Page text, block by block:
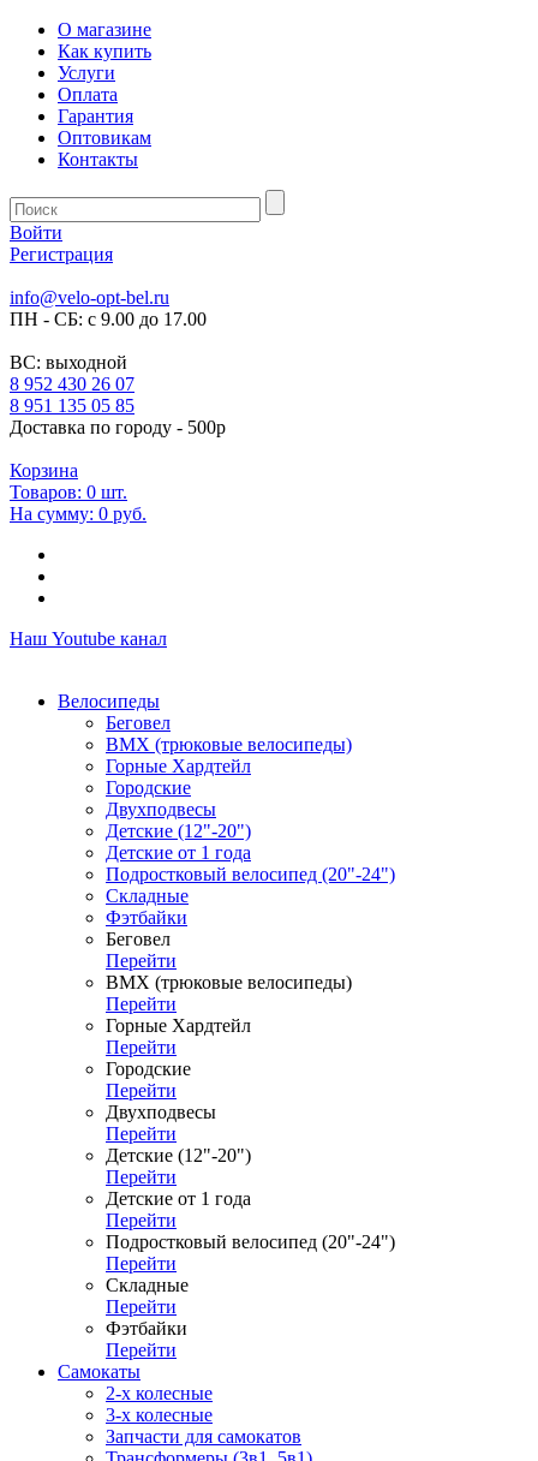
О магазине
Как купить
Услуги
Оплата
Гарантия
Оптовикам
Контакты
Войти
Регистрация
info@velo-opt-bel.ru
ПН - СБ: с 9.00 до 17.00
ВС: выходной
8 952 430 26 07
8 951 135 05 85
Доставка по городу - 500р
Корзина
Товаров: 0 шт.
На сумму: 0 руб.
Наш Youtube канал
Велосипеды
Беговел
ВМХ (трюковые велосипеды)
Горные Хардтейл
Городские
Двухподвесы
Детские (12"-20")
Детские от 1 года
Подростковый велосипед (20"-24")
Складные
Фэтбайки
Беговел
Перейти
ВМХ (трюковые велосипеды)
Перейти
Горные Хардтейл
Перейти
Городские
Перейти
Двухподвесы
Перейти
Детские (12"-20")
Перейти
Детские от 1 года
Перейти
Подростковый велосипед (20"-24")
Перейти
Складные
Перейти
Фэтбайки
Перейти
Самокаты
2-х колесные
3-х колесные
Запчасти для самокатов